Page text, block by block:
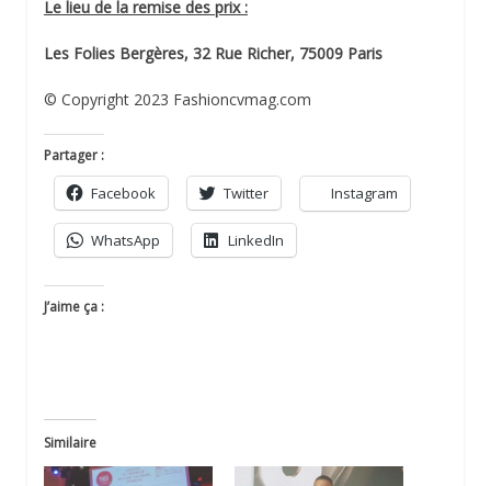
Le lieu de la remise des prix :
Les Folies Bergères, 32 Rue Richer, 75009 Paris
© Copyright 2023 Fashioncvmag.com
Partager :
Facebook Twitter Instagram
WhatsApp LinkedIn
J’aime ça :
Similaire